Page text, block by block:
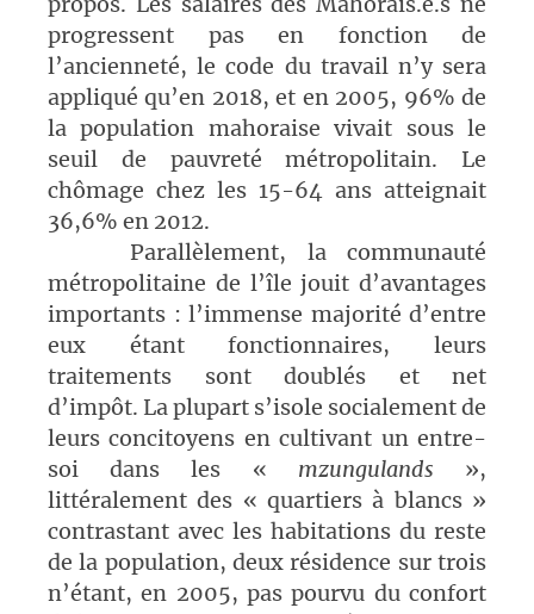
progressent pas en fonction de
l’ancienneté, le code du travail n’y sera
appliqué qu’en 2018, et en 2005, 96% de
la population mahoraise vivait sous le
seuil de pauvreté métropolitain. Le
chômage chez les 15-64 ans atteignait
36,6% en 2012.
Parallèlement, la communauté
métropolitaine de l’île jouit d’avantages
importants : l’immense majorité d’entre
eux étant fonctionnaires, leurs
traitements sont doublés et net
d’impôt. La plupart s’isole socialement de
leurs concitoyens en cultivant un entre-
soi dans les « mzungulands »,
littéralement des « quartiers à blancs »
contrastant avec les habitations du reste
de la population, deux résidence sur trois
n’étant, en 2005, pas pourvu du confort